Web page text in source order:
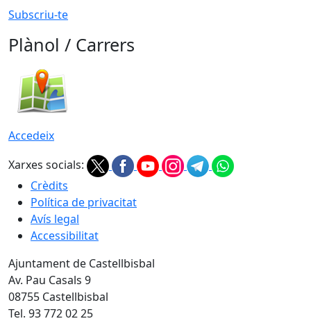
Subscriu-te
Plànol / Carrers
Accedeix
Xarxes socials:
Crèdits
Política de privacitat
Avís legal
Accessibilitat
Ajuntament de Castellbisbal
Av. Pau Casals 9
08755 Castellbisbal
Tel. 93 772 02 25